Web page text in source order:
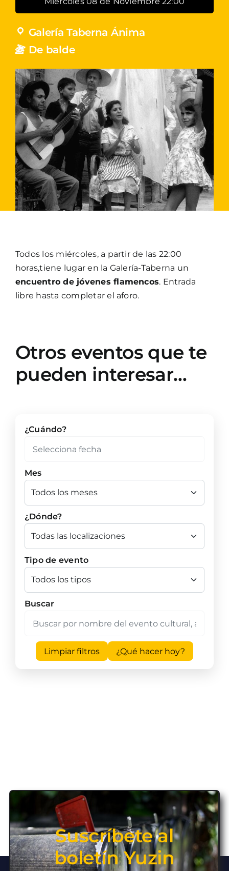
Galería Taberna Ánima
De balde
Todos los miércoles, a partir de las 22:00
horas,tiene lugar en la Galería-Taberna un
encuentro de jóvenes flamencos. Entrada
libre hasta completar el aforo.
Otros eventos que te
pueden interesar…
¿Cuándo?
Mes
¿Dónde?
Tipo de evento
Buscar
Limpiar filtros ¿Qué hacer hoy?
Suscríbete al
boletín Yuzin